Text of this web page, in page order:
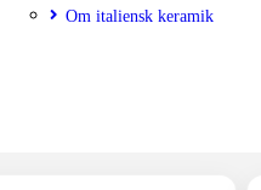
Om italiensk keramik